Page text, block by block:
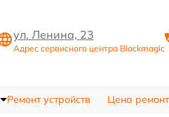
ул. Ленина, 23
Адрес сервисного центра Blackmagic
Ремонт устройств Цена